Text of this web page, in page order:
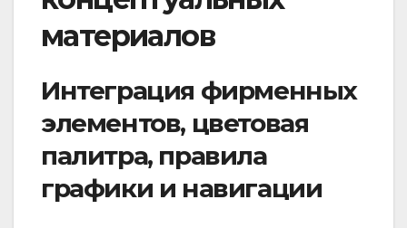
материалов
Интеграция фирменных
элементов, цветовая
палитра, правила
графики и навигации